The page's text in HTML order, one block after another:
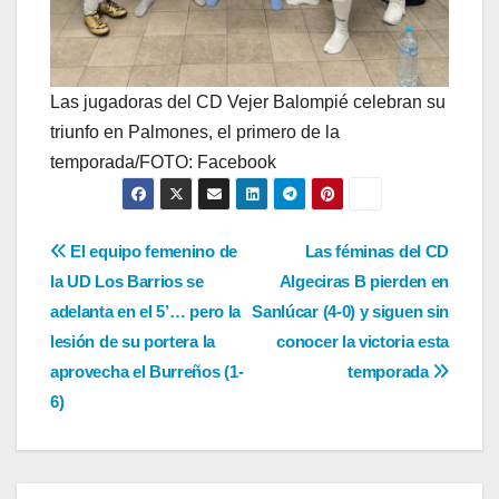
Las jugadoras del CD Vejer Balompié celebran su
triunfo en Palmones, el primero de la
temporada/FOTO: Facebook
Navegación
de
entradas
Las féminas del CD
Algeciras B pierden en
Sanlúcar (4-0) y siguen sin
conocer la victoria esta
temporada
El equipo femenino de
la UD Los Barrios se
adelanta en el 5’… pero la
lesión de su portera la
aprovecha el Burreños (1-
6)